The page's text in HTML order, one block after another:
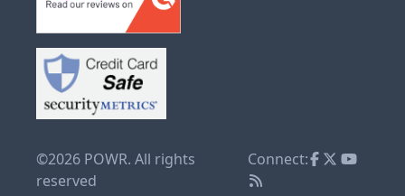
©2026 POWR. All rights
reserved
Connect: